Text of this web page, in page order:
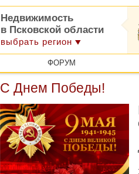
Недвижимость
в Псковской области
выбрать регион
ФОРУМ
С Днем Победы!